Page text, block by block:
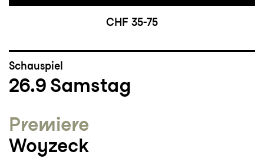
CHF 35-75
Schauspiel
26.9 Samstag
Premiere
Woyzeck